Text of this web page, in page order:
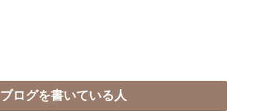
ブログを書いている人